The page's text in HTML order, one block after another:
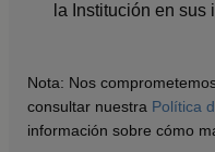
la Institución en sus
Nota: Nos
consultar nuestra Política
información sobre cómo